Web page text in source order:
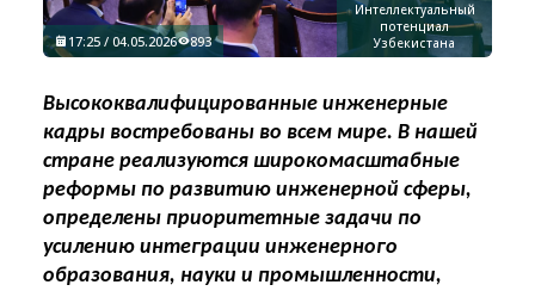
Интеллектуальный
потенциал
Узбекистана
17:25 / 04.05.2026 893
Высококвалифицированные инженерные
кадры востребованы во всем мире. В нашей
стране реализуются широкомасштабные
реформы по развитию инженерной сферы,
определены приоритетные задачи по
усилению интеграции инженерного
образования, науки и промышленности,